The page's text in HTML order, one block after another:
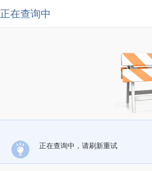
正在查询中
正在查询中，请刷新重试